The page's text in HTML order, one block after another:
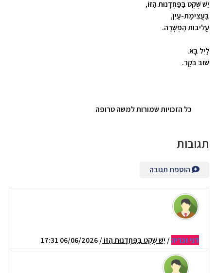
יֵשׁ שֶׁקֶט בַּפַּחְדָנוּת הַזּוֹ,
בַּעֲצִימַת-עַיִן,
עֲלִיבוּת הַפְּשָׁרָה.
לַיִל בָּא.
שׁוּב בֹּקֶר.
כל הזכויות שמורות למשה טרופה
תגובות
הוספת תגובה
דני זכריה/ יֵשׁ שֶׁקֶט בַּפַּחְדָנוּת הַזּוֹ/ 06/06/2026 17:31